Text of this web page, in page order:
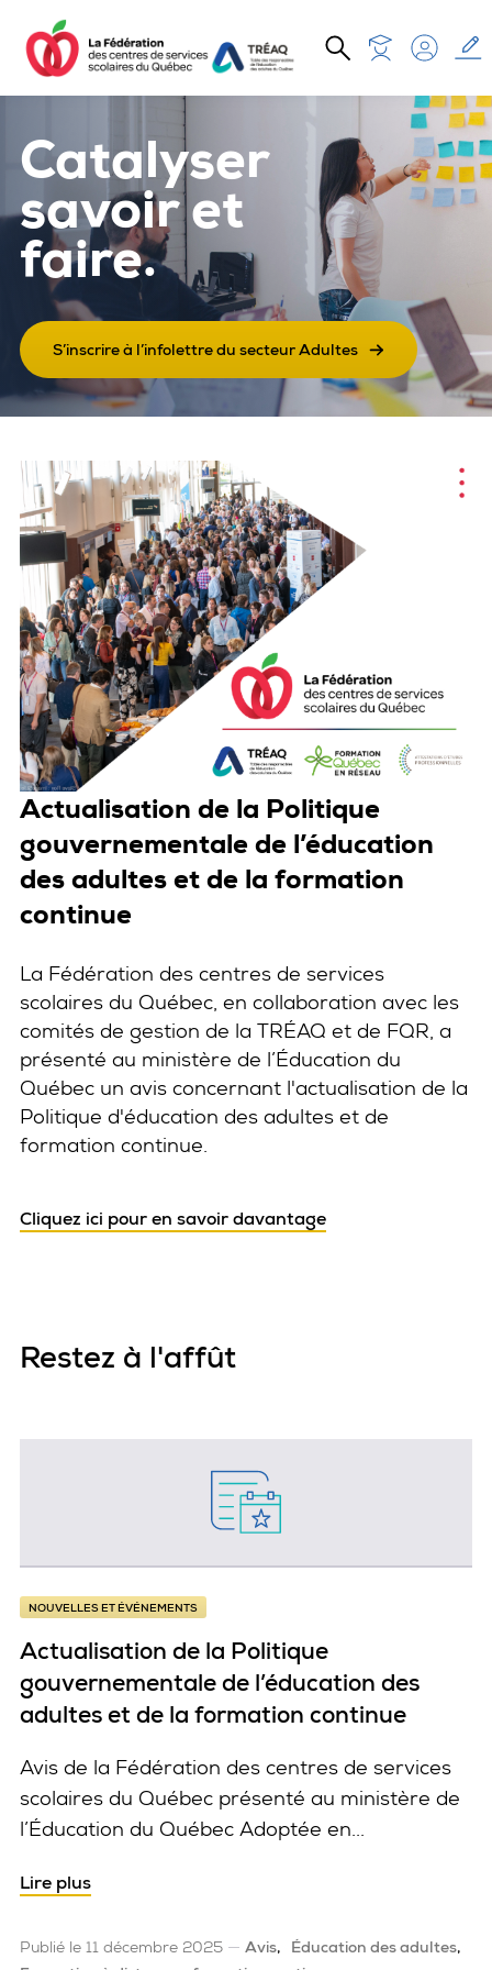
Aller au contenu principal
Catalyser
savoir et
faire.
S’inscrire à l’infolettre du secteur Adultes
Actualisation de la Politique
gouvernementale de l’éducation
des adultes et de la formation
continue
La Fédération des centres de services
scolaires du Québec, en collaboration avec les
comités de gestion de la TRÉAQ et de FQR, a
présenté au ministère de l’Éducation du
Québec un avis concernant l'actualisation de la
Politique d'éducation des adultes et de
formation continue.
Cliquez ici pour en savoir davantage
Restez à l'affût
Actualisation de la Politique
gouvernementale de l’éducation des
adultes et de la formation continue
NOUVELLES ET ÉVÉNEMENTS
Avis de la Fédération des centres de services
scolaires du Québec présenté au ministère de
l’Éducation du Québec Adoptée en...
Lire plus
Publié le 11 décembre 2025 Avis
Éducation des adultes